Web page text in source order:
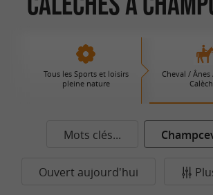
Tous les Sports et loisirs
pleine nature
Cheval /
Mots clés...
Ouvert aujourd'hui